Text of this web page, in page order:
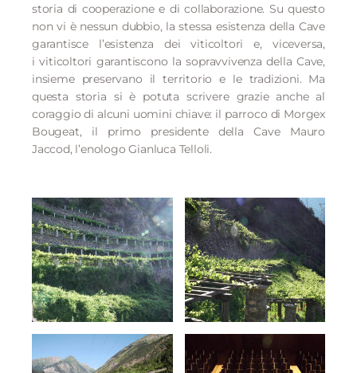
storia di cooperazione e di collaborazione. Su questo
non vi è nessun dubbio, la stessa esistenza della Cave
garantisce l’esistenza dei viticoltori e, viceversa,
i viticoltori garantiscono la sopravvivenza della Cave,
insieme preservano il territorio e le tradizioni. Ma
questa storia si è potuta scrivere grazie anche al
coraggio di alcuni uomini chiave: il parroco di Morgex
Bougeat, il primo presidente della Cave Mauro
Jaccod, l’enologo Gianluca Telloli.